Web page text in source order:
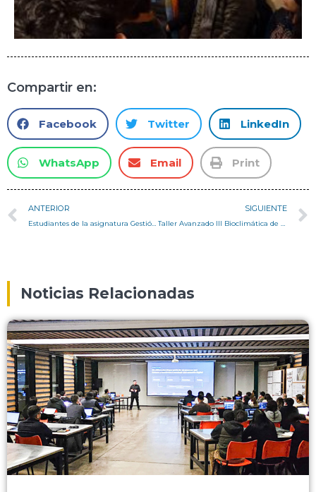
Compartir en:
Facebook Twitter LinkedIn
WhatsApp Email Print
ANTERIOR
Estudiantes de la asignatura Gestión Territorial de Casa Central conocieron experiencia real de planificación territorial aplicada a la comuna de Rauco, Región del Maule
SIGUIENTE
Taller Avanzado III Bioclimática de Campus San Joaquin visita San Pedro de Atacama para desarrollar Centro de Divulgación Científica vinculado al Observatorio SWGO
Noticias Relacionadas